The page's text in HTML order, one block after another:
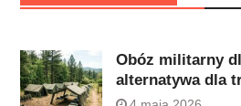
Obóz militarny
alternatywa dla